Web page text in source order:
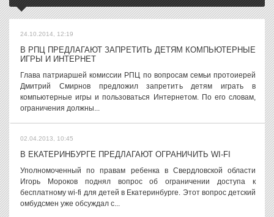
24.10.2014, 12:19
В РПЦ ПРЕДЛАГАЮТ ЗАПРЕТИТЬ ДЕТЯМ КОМПЬЮТЕРНЫЕ
ИГРЫ И ИНТЕРНЕТ
Глава патриаршей комиссии РПЦ по вопросам семьи протоиерей
Дмитрий Смирнов предложил запретить детям играть в
компьютерные игры и пользоваться Интернетом. По его словам,
ограничения должны...
02.04.2013, 10:45
В ЕКАТЕРИНБУРГЕ ПРЕДЛАГАЮТ ОГРАНИЧИТЬ WI-FI
Уполномоченный по правам ребенка в Свердловской области
Игорь Мороков поднял вопрос об ограничении доступа к
бесплатному wi-fi для детей в Екатеринбурге. Этот вопрос детский
омбудсмен уже обсуждал с...